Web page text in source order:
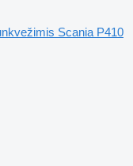
Scania P410